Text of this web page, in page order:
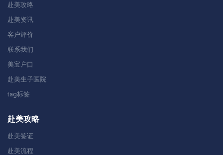
赴美攻略
赴美资讯
客户评价
联系我们
美宝户口
赴美生子医院
tag标签
赴美攻略
赴美签证
赴美流程